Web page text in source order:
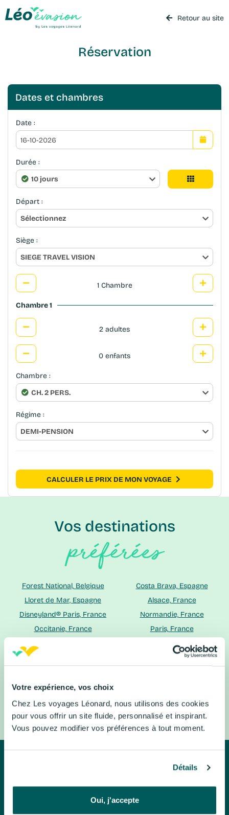
Votre expérience, vos choix
Chez Les voyages Léonard, nous utilisons des cookies
pour vous offrir un site fluide, personnalisé et inspirant.
Vous pouvez modifier vos préférences à tout moment.
Détails
Oui, j'accepte
Retour au site
Réservation
Dates et chambres
Date :
Durée :
10 jours
Départ :
Sélectionnez
Siège :
SIEGE TRAVEL VISION
1 Chambre
Chambre 1
2 adultes
0 enfants
Chambre :
CH. 2 PERS.
Régime :
DEMI-PENSION
CALCULER LE PRIX DE MON VOYAGE
Vos destinations
préférées
Forest National, Belgique
Costa Brava, Espagne
Lloret de Mar, Espagne
Alsace, France
Disneyland® Paris, France
Normandie, France
Occitanie, France
Paris, France
Florence, Italie
Riviera Adriatique, Italie
Venise, Italie
Madère, Portugal
Ecosse, Royaume-Uni
Londres, Royaume-Uni
Laponie, Suède
Suisse centrale, Suisse